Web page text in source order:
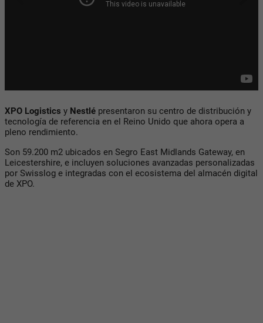
XPO Logistics y Nestlé presentaron su centro de distribución y
tecnología de referencia en el Reino Unido que ahora opera a
pleno rendimiento.
Son 59.200 m2 ubicados en Segro East Midlands Gateway, en
Leicestershire, e incluyen soluciones avanzadas personalizadas
por Swisslog e integradas con el ecosistema del almacén digital
de XPO.